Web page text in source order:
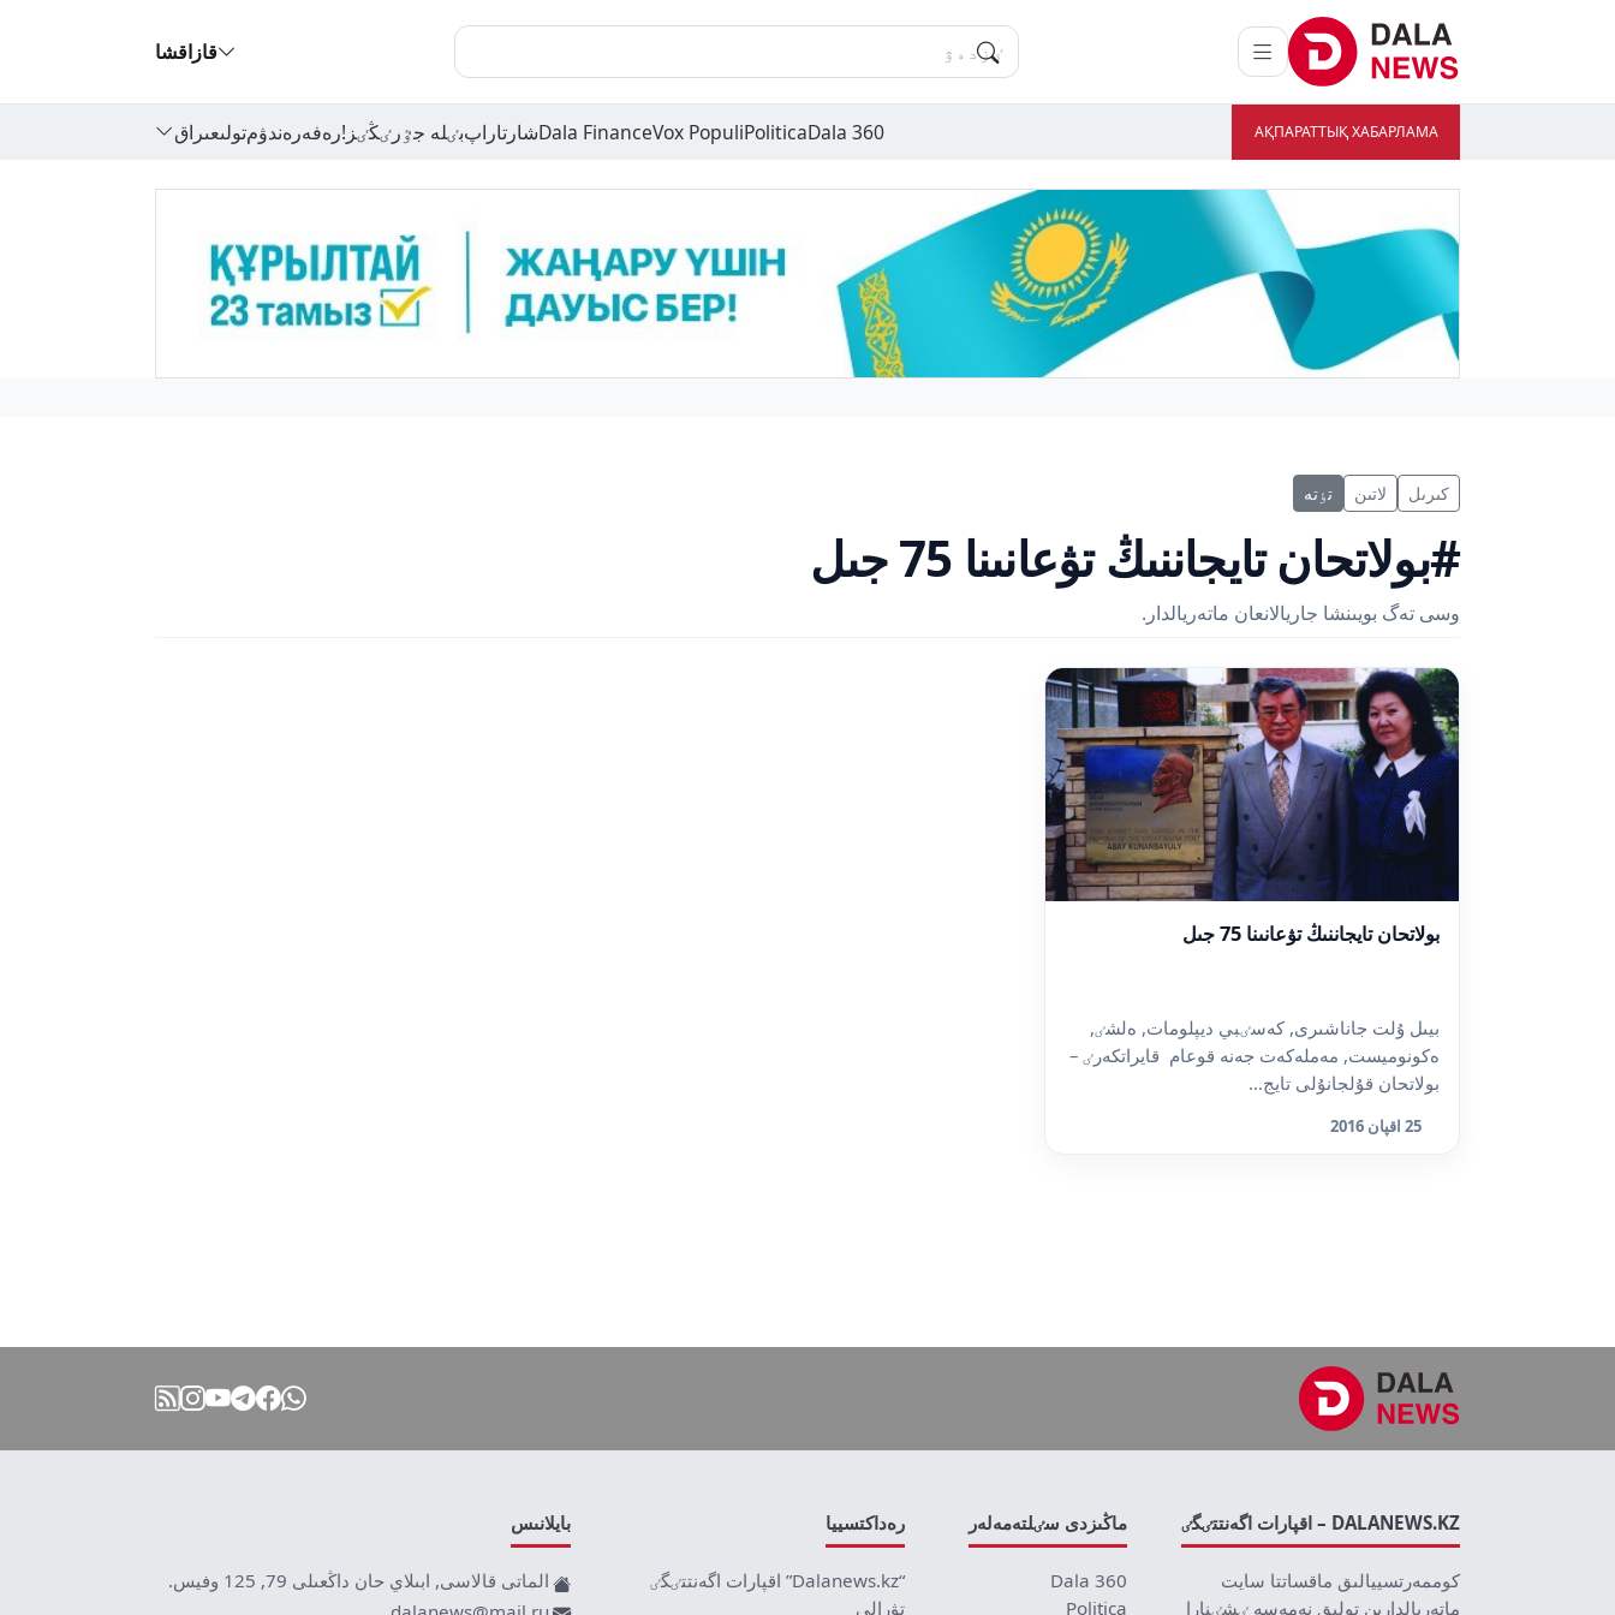
قازاقشا
АҚПАРАТТЫҚ ХАБАРЛАМА
Dala 360
Politica
Vox Populi
Dala Financeشارتاراپبٸلە جٷرٸڭٸز!رەفەرەندۋمتولىعىراق
كىرىل لاتىن تٶتە
#بولاتحان تايجاننىڭ تۋعانىنا 75 جىل
وسى تەگ بويىنشا جاريالانعان ماتەريالدار.
بولاتحان تايجاننىڭ تۋعانىنا 75 جىل
بيىل ۇلت جاناشىرى, كەسٸبي ديپلومات, ەلشٸ,
ەكونوميست, مەملەكەت جەنە قوعام قايراتكەرٸ –
بولاتحان قۇلجانۇلى تايج...
25 اقپان 2016
DALANEWS.KZ – اقپارات اگەنتتٸگٸ
كوممەرتسييالىق ماقساتتا سايت
ماتەريالدارىن تولىق نەمەسە ٸشٸنارا
ماڭىزدى سٸلتەمەلەر
Dala 360
Politica
رەداكتسييا
“Dalanews.kz” اقپارات اگەنتتٸگٸ
تۋرالى
بايلانىس
الماتى قالاسى, ابىلاي حان داڭعىلى 79, 125 وفيس.